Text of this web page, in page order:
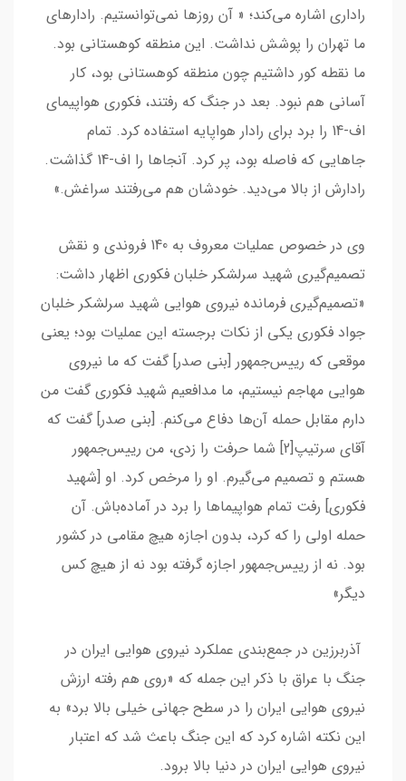
راداری اشاره می‌کند؛ « آن روزها نمی‌توانستیم. رادارهای
ما تهران را پوشش نداشت. این منطقه کوهستانی بود.
ما نقطه کور داشتیم چون منطقه کوهستانی بود، کار
آسانی هم نبود. بعد در جنگ که رفتند، فکوری هواپیمای
اف-14 را برد برای رادار هواپایه استفاده کرد. تمام
جاهایی که فاصله بود، پر کرد. آنجاها را اف-14 گذاشت.
رادارش از بالا می‌دید. خودشان هم می‌رفتند سراغش.»
وی در خصوص عملیات معروف به 140 فروندی و نقش
تصمیم‌گیری شهید سرلشکر خلبان فکوری اظهار داشت:
«تصمیم‌گیری فرمانده نیروی هوایی شهید سرلشکر خلبان
جواد فکوری یکی از نکات برجسته این عملیات بود؛ یعنی
موقعی که رییس‌جمهور [بنی صدر] گفت که ما نیروی
هوایی مهاجم نیستیم، ما مدافعیم شهید فکوری گفت من
دارم مقابل حمله آن‌ها دفاع می‌کنم. [بنی صدر] گفت که
آقای سرتیپ[2] شما حرفت را زدی، من رییس‌جمهور
هستم و تصمیم می‌گیرم. او را مرخص کرد. او [شهید
فکوری] رفت تمام هواپیماها را برد در آماده‌باش. آن
حمله اولی را که کرد، بدون اجازه هیچ مقامی در کشور
بود. نه از رییس‌جمهور اجازه گرفته بود نه از هیچ کس
دیگر»
آذربرزین در جمع‌بندی عملکرد نیروی هوایی ایران در
جنگ با عراق با ذکر این جمله که «روی هم رفته ارزش
نیروی هوایی ایران را در سطح جهانی خیلی بالا برد» به
این نکته اشاره کرد که این جنگ باعث شد که اعتبار
نیروی هوایی ایران در دنیا بالا برود.